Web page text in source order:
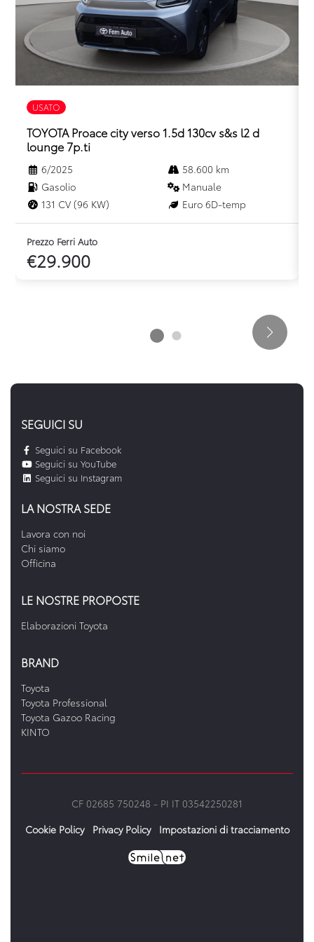
Winter pack
USATO
TOYOTA Proace city verso 1.5d 130cv s&s l2 d
lounge 7p.ti
6/2025
58.600 km
Gasolio
Manuale
131 CV (96 KW)
Euro 6D-temp
Prezzo Ferri Auto
€29.900
SEGUICI SU
Seguici su Facebook
Seguici su YouTube
Seguici su Instagram
LA NOSTRA SEDE
Lavora con noi
Chi siamo
Officina
LE NOSTRE PROPOSTE
Elaborazioni Toyota
BRAND
Toyota
Toyota Professional
Toyota Gazoo Racing
KINTO
CF 02685 750248 - PI IT 03542250281
Cookie Policy
Privacy Policy Impostazioni di tracciamento